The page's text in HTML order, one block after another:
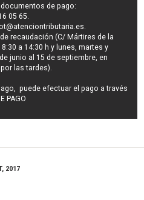
de pago:
05 65.
.
recaudación (C/ Mártires de la
a 14:30 h y lunes, martes y
junio al 15 de septiembre, en
las tardes).
puede efectuar el pago a través
PAGO
2017